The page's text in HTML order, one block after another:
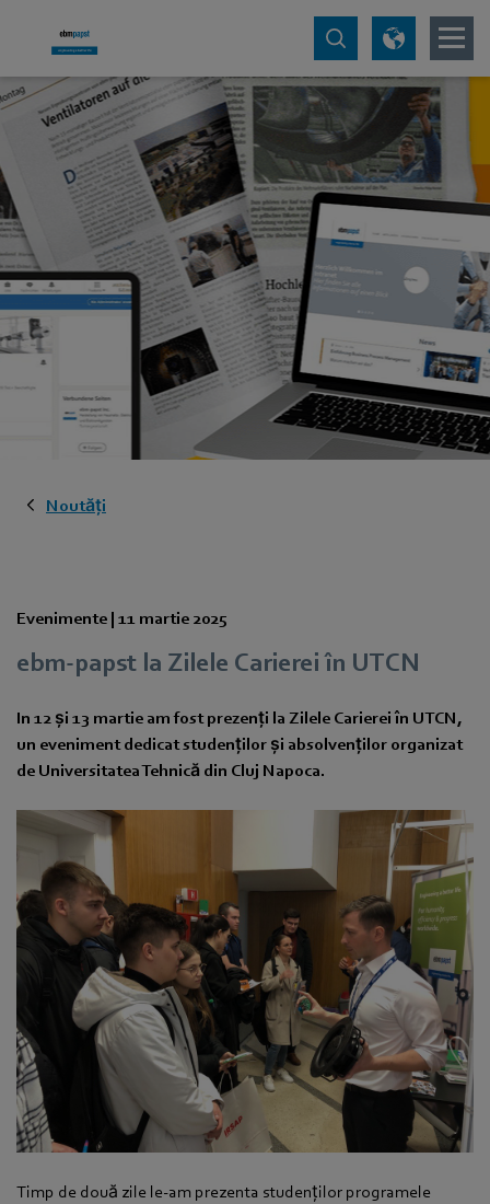
Noutăți
Evenimente | 11 martie 2025
ebm‑papst la Zilele Carierei în UTCN
In 12 și 13 martie am fost prezenți la Zilele Carierei în UTCN,
un eveniment dedicat studenților și absolvenților organizat
de Universitatea Tehnică din Cluj Napoca.
Timp de două zile le-am prezenta studenților programele